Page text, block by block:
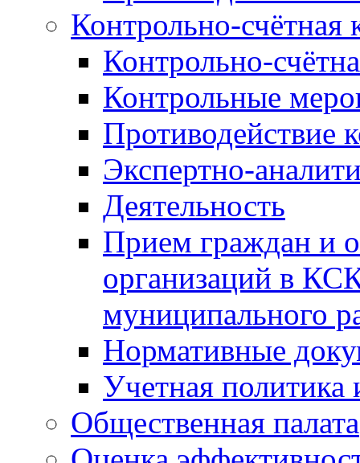
Контрольно-счётная
Контрольно-
Контрольные
Противодействие
Экспертно-
Деятельность
Прием граждан и
организаций в
муниципального
Нормативные
Учетная политика
Общественная палата